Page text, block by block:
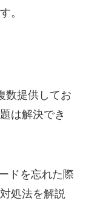
。
数提供してお
は解決でき
ドを忘れた際
処法を解説